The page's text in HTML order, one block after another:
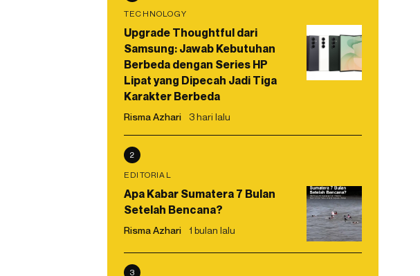
TECHNOLOGY
Upgrade Thoughtful dari
Samsung: Jawab Kebutuhan
Berbeda dengan Series HP
Lipat yang Dipecah Jadi Tiga
Karakter Berbeda
Risma Azhari 3 hari lalu
2
EDITORIAL
Apa Kabar Sumatera 7 Bulan
Setelah Bencana?
Risma Azhari 1 bulan lalu
3